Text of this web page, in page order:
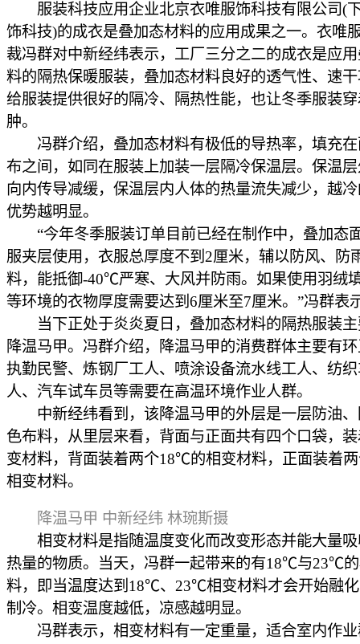
服装科技应用企业北京衣唯服饰科技有限公司(
饰科技)的成衣是叠加态材料的应用成果之一。衣唯
裁冯群对中新经纬表示，工厂三分之二的成衣是应
料的隔热保暖服装，叠加态材料良好的透气性、速
给服装提供很好的隔冷、隔热性能，也让冬季服装
肿。
冯群介绍，叠加态材料有极低的导热率，填充在
布之间，如同在服装上加装一层隔冷保温层。保温
向内传导减缓，保温层内人体的热量流失减少，越
优势越明显。
“今年冬季服装订单目前已经在制作中，叠加态
服夹层使用，衣服总厚度不到2厘米，辅以防风、防
料，能抵御-40℃严寒、大风并防雨。如果使用羽绒
等环境的衣物厚度需要达到6厘米至7厘米。”冯群表
当下正处于炎炎夏日，叠加态材料的隔热服装主
降温马甲。冯群介绍，降温马甲的消费群体主要有
执勤民警、炼钢厂工人、喷涂设备流水线工人、纺
人、汽车试车员等需要在高温环境作业人群。
中新经纬看到，该降温马甲的外层是一层防油、
色布料，从里层来看，背面与正面共有四个口袋，
变材料，背面装着两个18℃的相变材料，正面装着
相变材料。
降温马甲 中新经纬 林琬斯摄
相变材料是指随温度变化而改变形态并能大量吸
热量的物质。当天，冯群一起带来的有18℃与23℃
料，即当温度达到18℃、23℃相变材料才会开始融
制冷。相变温度越低，凉感越明显。
冯群表示，相变材料有一定重量，适合室内作业